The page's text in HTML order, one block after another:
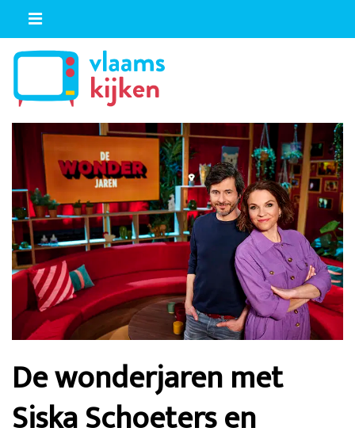
De wonderjaren met
Siska Schoeters en